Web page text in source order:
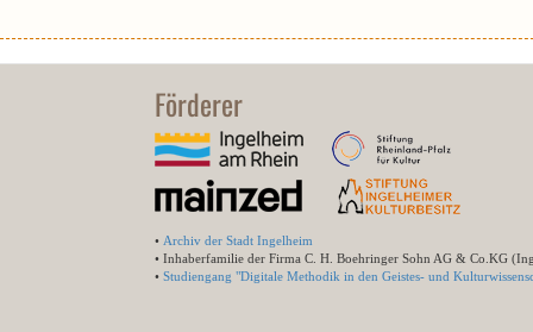
Förderer
• Archiv der Stadt Ingelheim
• Inhaberfamilie der Firma C. H. Boehringer Sohn AG & Co.KG
• Studiengang "Digitale Methodik in den Geistes- und